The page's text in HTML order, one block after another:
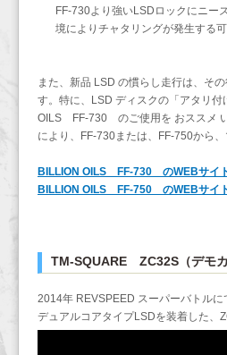
FF-730より強いLSDロックにニー
境によりチャタリングが発生する可
また、新品 LSD の慣らし走行は、そ
す。特に、LSD ディスクの「アタリ
OILS FF-730 のご使用を おススメ い
により、FF-730または、FF-750から
BILLION OILS FF-730 のWEBサイト
BILLION OILS FF-750 のWEBサイト
TM-SQUARE ZC32S（デモ
2014年 REVSPEED スーパーバトル
デュアルコアタイプLSDを装着した、